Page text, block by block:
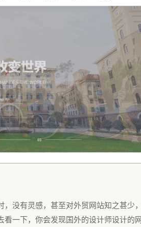
没有灵感，甚至对外贸网站知之甚少
一下，你会发现国外的设计师设计的